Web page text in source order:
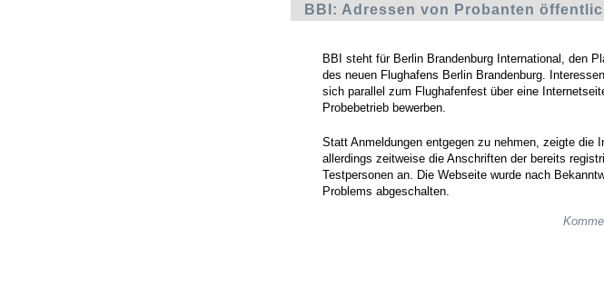
BBI: Adressen von Probanten
BBI steht für Berlin Brandenburg International, den
des neuen Flughafens Berlin Brandenburg.
sich parallel zum Flughafenfest über eine
Probebetrieb bewerben.
Statt Anmeldungen entgegen zu nehmen, zeigte die
allerdings zeitweise die Anschriften der bereits
Testpersonen an. Die Webseite wurde nach
Problems abgeschalten.